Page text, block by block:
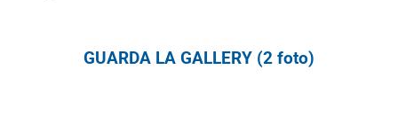
GUARDA LA GALLERY (2 foto)